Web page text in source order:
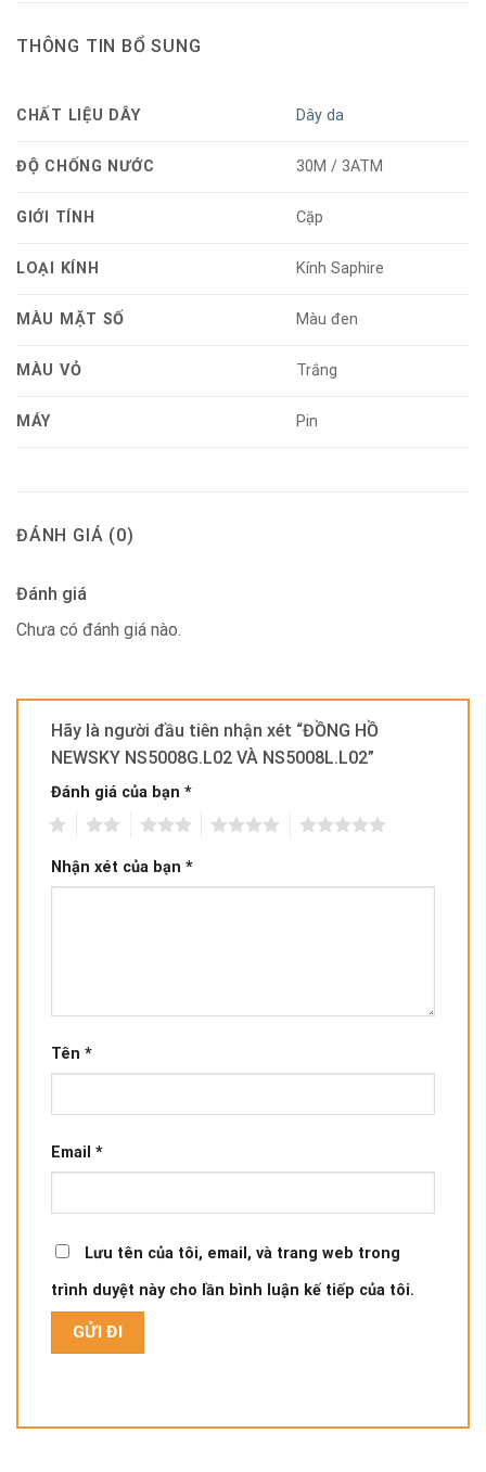
THÔNG TIN BỔ SUNG
CHẤT LIỆU DÂY Dây da
ĐỘ CHỐNG NƯỚC 30M / 3ATM
GIỚI TÍNH Cặp
LOẠI KÍNH Kính Saphire
MÀU MẶT SỐ Màu đen
MÀU VỎ Trắng
MÁY Pin
ĐÁNH GIÁ (0)
Đánh giá
Chưa có đánh giá nào.
Hãy là người đầu tiên nhận xét “ĐỒNG HỒ
NEWSKY NS5008G.L02 VÀ NS5008L.L02”
Đánh giá của bạn *
Nhận xét của bạn *
Tên *
Email *
Lưu tên của tôi, email, và trang web trong
trình duyệt này cho lần bình luận kế tiếp của tôi.